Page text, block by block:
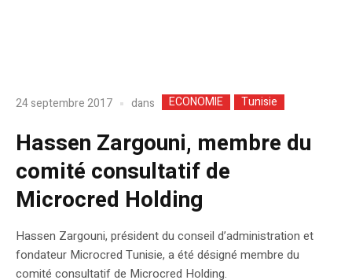
24 septembre 2017 dans ECONOMIE Tunisie
Hassen Zargouni, membre du
comité consultatif de
Microcred Holding
Hassen Zargouni, président du conseil d’administration et
fondateur Microcred Tunisie, a été désigné membre du
comité consultatif de Microcred Holding.